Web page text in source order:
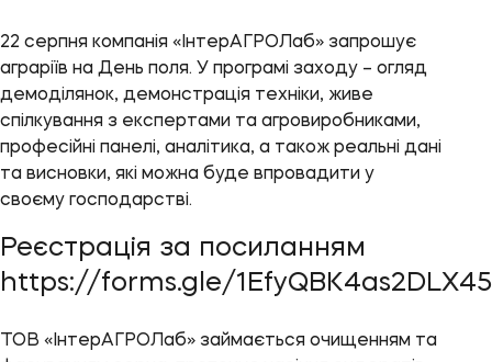
22 серпня компанія «ІнтерАГРОЛаб» запрошує
аграріїв на День поля. У програмі заходу – огляд
демоділянок, демонстрація техніки, живе
спілкування з експертами та агровиробниками,
професійні панелі, аналітика, а також реальні дані
та висновки, які можна буде впровадити у
своєму господарстві.
Реєстрація за посиланням
https://forms.gle/
ТОВ «ІнтерАГРОЛаб» займається очищенням та